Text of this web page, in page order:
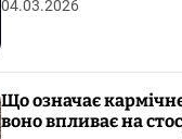
04.03.2026
Що означає
воно впливає на